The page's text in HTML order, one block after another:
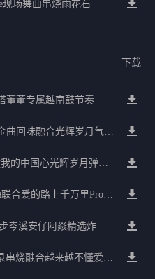
现场舞曲串烧雨花石
下载
董董专属越南鼓节奏
经典好歌梦里水乡祝你平安金曲回味融合光辉岁月气氛中文兄弟串烧
中英文ClubDance慢慢嗨碰撞我的中国心光辉岁月弹鼓车载
夜店必放电鼓House外文超嗨联合爱的路上千万里Prog包房漫步上头
炸场EDM音乐大赛魅音街同步岑溪安仔阿焱精选炸场歌路串烧
全国粤语Club音乐送兄弟实录串烧融合越来越不懂爱的哲学遗憾专辑